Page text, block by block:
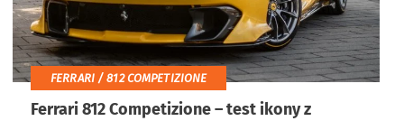
FERRARI / 812 COMPETIZIONE
Ferrari 812 Competizione – test ikony z